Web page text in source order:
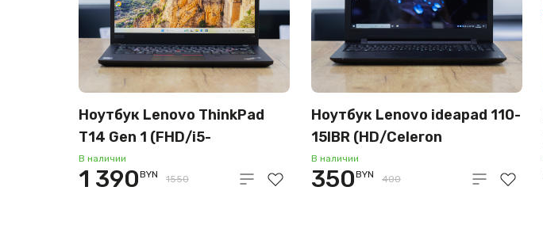
Ноутбук Lenovo ThinkPad
T14 Gen 1 (FHD/i5-
10gen/UHD
Graphics/32GB/SSD 256GB)
В наличии
1 390BYN 1550
Ноутбук Lenovo ideapad 110-
15IBR (HD/Celeron
N3060/4GB/HDD 500GB)
В наличии
350BYN 400